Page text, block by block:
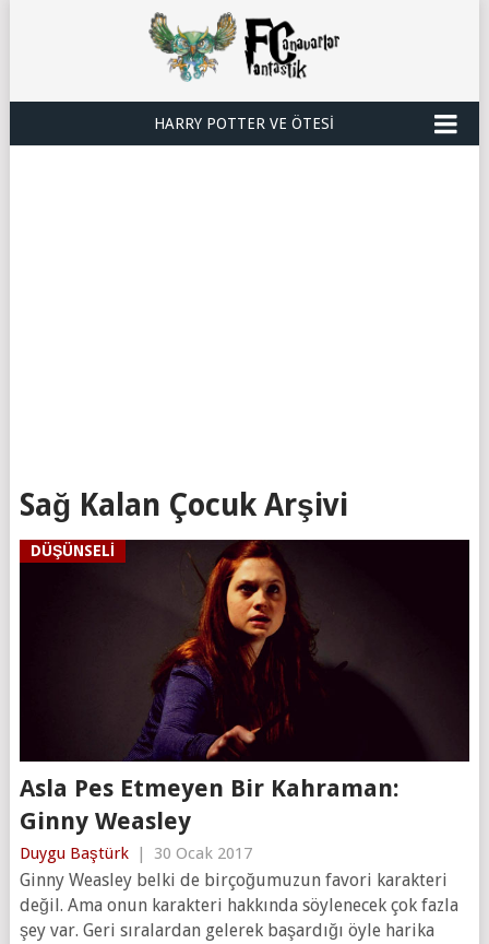
HARRY POTTER VE ÖTESI
Sağ Kalan Çocuk Arşivi
DÜŞÜNSELI
Asla Pes Etmeyen Bir Kahraman:
Ginny Weasley
Duygu Baştürk | 30 Ocak 2017
Ginny Weasley belki de birçoğumuzun favori karakteri
değil. Ama onun karakteri hakkında söylenecek çok fazla
şey var. Geri sıralardan gelerek başardığı öyle harika